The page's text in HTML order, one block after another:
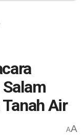
Air
AA